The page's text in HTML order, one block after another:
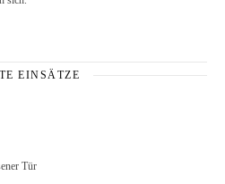
EINSÄTZE
Tür